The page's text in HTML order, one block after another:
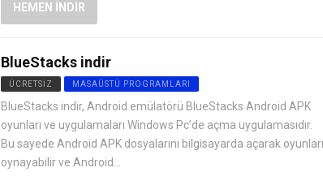
HEMEN İNDIR
BlueStacks indir
ÜCRETSIZ MASAÜSTÜ PROGRAMLARI
BlueStacks indir, Android emülatörü BlueStacks Android APK
oyunları ve uygulamaları Windows Pc’de açma uygulamasıdır.
Bu sayede Android APK dosyalarını bilgisayarda açarak oyunları
oynayabilir ve Android...